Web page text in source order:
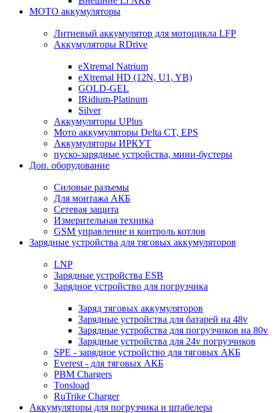
МОТО аккумуляторы
Литиевый аккумулятор для мотоцикла LFP
Аккумуляторы RDrive
eXtremal Natrium
eXtremal HD (12N, U1, YB)
GOLD-GEL
IRidium-Platinum
Silver
Аккумуляторы UPlus
Мото аккумуляторы Delta CT, EPS
Аккумуляторы ИРКУТ
пуско-зарядные устройства, мини-бустеры
Доп. оборудование
Силовые разъемы
Для монтажа АКБ
Сетевая защита
Измерительная техника
GSM управление и контроль котлов
Зарядные устройства для тяговых аккумуляторов
LNP
Зарядные устройства ESB
Зарядное устройство для погрузчика
Заряд тяговых аккумуляторов
Зарядные устройства для батарей на 48v
Зарядные устройства для погрузчиков на 80v
Зарядные устройства для 24v погрузчиков
SPE - зарядное устройство для тяговых АКБ
Everest - для тяговых АКБ
PBM Chargers
Tonsload
RuTrike Charger
Аккумуляторы для погрузчика и штабелера